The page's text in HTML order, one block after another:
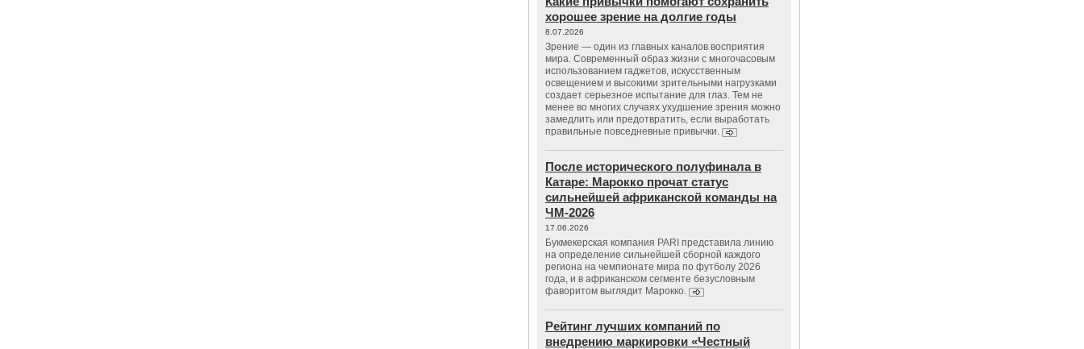
хорошее зрение на долгие годы
8.07.2026
Зрение — один из главных каналов восприятия
мира. Современный образ жизни с многочасовым
использованием гаджетов, искусственным
освещением и высокими зрительными нагрузками
создает серьезное испытание для глаз. Тем не
менее во многих случаях ухудшение зрения можно
замедлить или предотвратить, если выработать
правильные повседневные привычки.
После исторического полуфинала в
Катаре: Марокко прочат статус
сильнейшей африканской команды на
ЧМ-2026
17.06.2026
Букмекерская компания PARI представила линию
на определение сильнейшей сборной каждого
региона на чемпионате мира по футболу 2026
года, и в африканском сегменте безусловным
фаворитом выглядит Марокко.
Рейтинг лучших компаний по
внедрению маркировки «Честный